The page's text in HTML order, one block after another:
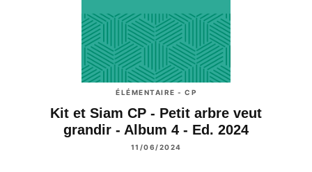
ÉLÉMENTAIRE - CP
Kit et Siam CP - Petit arbre veut
grandir - Album 4 - Ed. 2024
11/06/2024